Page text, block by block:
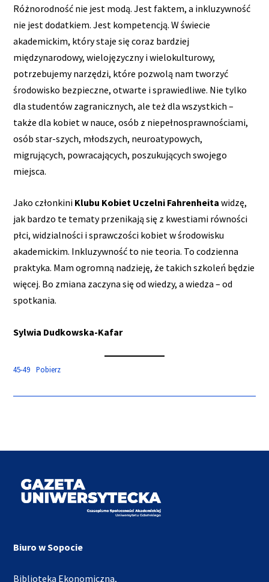
Różnorodność nie jest modą. Jest faktem, a inkluzywność
nie jest dodatkiem. Jest kompetencją. W świecie
akademickim, który staje się coraz bardziej
międzynarodowy, wielojęzyczny i wielokulturowy,
potrzebujemy narzędzi, które pozwolą nam tworzyć
środowisko bezpieczne, otwarte i sprawiedliwe. Nie tylko
dla studentów zagranicznych, ale też dla wszystkich –
także dla kobiet w nauce, osób z niepełnosprawnościami,
osób star-szych, młodszych, neuroatypowych,
migrujących, powracających, poszukujących swojego
miejsca.
Jako członkini Klubu Kobiet Uczelni Fahrenheita widzę,
jak bardzo te tematy przenikają się z kwestiami równości
płci, widzialności i sprawczości kobiet w środowisku
akademickim. Inkluzywność to nie teoria. To codzienna
praktyka. Mam ogromną nadzieję, że takich szkoleń będzie
więcej. Bo zmiana zaczyna się od wiedzy, a wiedza – od
spotkania.
Sylwia Dudkowska-Kafar
45-49 Pobierz
Biuro w Sopocie
Biblioteka Ekonomiczna,